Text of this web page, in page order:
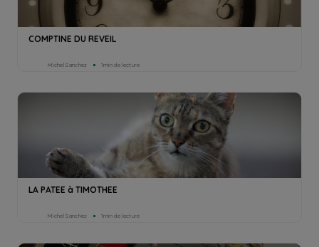
COMPTINE DU REVEIL
Michel Sanchez 1min de lecture
LA PATEE à TIMOTHEE
Michel Sanchez 1min de lecture